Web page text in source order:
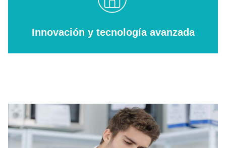
Innovación y tecnología avanzada